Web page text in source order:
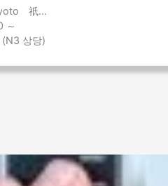
条 / 京都府
～
(N3 상당)